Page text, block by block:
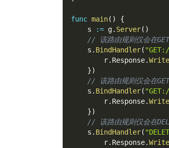
func main( )
{
    s
:= g. Server( )
// 该路由规则仅会在
    s
. BindHandler(
        r
. Response.
})
// 该路由规则仅会在
    s
. BindHandler(
        r
. Response.
})
// 该路由规则仅会在
    s
. BindHandler(
        r
. Response.